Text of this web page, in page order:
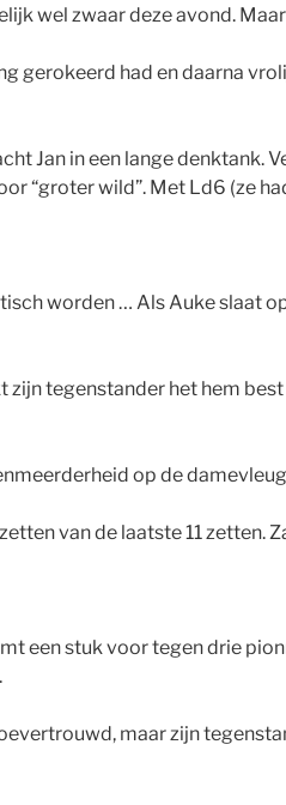
wel zwaar deze avond.
gerokeerd had en daarna
Jan in een lange denktank.
“groter wild”. Met Ld6 (ze
worden … Als Auke slaat
tegenstander het hem
op de
van de laatste 11 zetten.
een stuk voor tegen drie
maar zijn